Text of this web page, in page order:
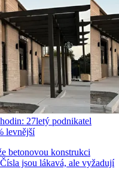
27letý podnikatel
levnější
betonovou konstrukci
jsou lákavá, ale vyžadují